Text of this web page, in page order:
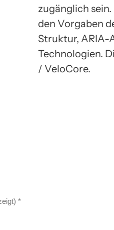
zugänglich
den Vorgaben
Struktur, ARIA-
Technologien.
/ VeloCore.